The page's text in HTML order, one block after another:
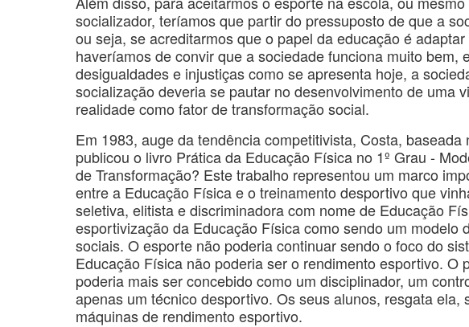
socializador, teríamos que partir do pressuposto de que a
ou seja, se acreditarmos que o papel da educação é
haveríamos de convir que a sociedade funciona muito bem,
desigualdades e injustiças como se apresenta hoje, a
socialização deveria se pautar no desenvolvimento de uma
realidade como fator de transformação social.
Em 1983, auge da tendência competitivista, Costa,
publicou o livro Prática da Educação Física no 1º Grau -
de Transformação? Este trabalho representou um marco
entre a Educação Física e o treinamento desportivo que
seletiva, elitista e discriminadora com nome de Educação
esportivização da Educação Física como sendo um modelo
sociais. O esporte não poderia continuar sendo o foco do
Educação Física não poderia ser o rendimento esportivo. O
poderia mais ser concebido como um disciplinador, um
apenas um técnico desportivo. Os seus alunos, resgata ela,
máquinas de rendimento esportivo.